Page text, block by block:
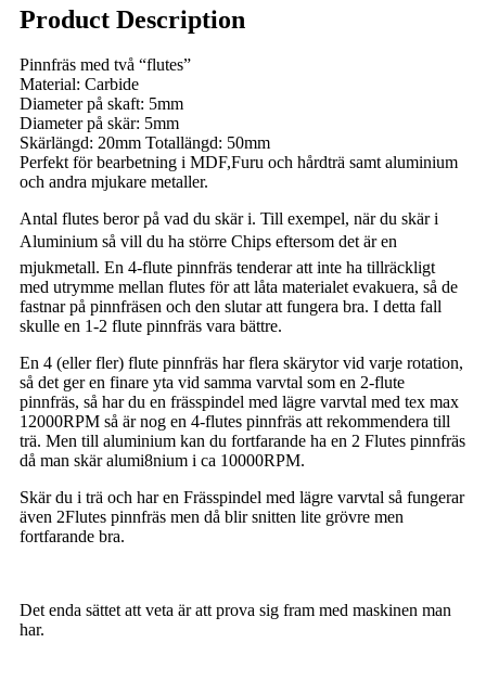
Product Description
Pinnfräs med två “flutes”
Material: Carbide
Diameter på skaft: 5mm
Diameter på skär: 5mm
Skärlängd: 20mm Totallängd: 50mm
Perfekt för bearbetning i MDF,Furu och hårdträ samt aluminium
och andra mjukare metaller.
Antal flutes beror på vad du skär i. Till exempel, när du skär i
Aluminium så vill du ha större Chips eftersom det är en
mjukmetall. En 4-flute pinnfräs tenderar att inte ha tillräckligt
med utrymme mellan flutes för att låta materialet evakuera, så de
fastnar på pinnfräsen och den slutar att fungera bra. I detta fall
skulle en 1-2 flute pinnfräs vara bättre.
En 4 (eller fler) flute pinnfräs har flera skärytor vid varje rotation,
så det ger en finare yta vid samma varvtal som en 2-flute
pinnfräs, så har du en frässpindel med lägre varvtal med tex max
12000RPM så är nog en 4-flutes pinnfräs att rekommendera till
trä. Men till aluminium kan du fortfarande ha en 2 Flutes pinnfräs
då man skär alumi8nium i ca 10000RPM.
Skär du i trä och har en Frässpindel med lägre varvtal så fungerar
även 2Flutes pinnfräs men då blir snitten lite grövre men
fortfarande bra.
Det enda sättet att veta är att prova sig fram med maskinen man
har.